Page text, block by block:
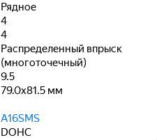
Рядное
4
4
Распределенный впрыск
(многоточечный)
9.5
79.0x81.5 мм
A16SMS
DOHC